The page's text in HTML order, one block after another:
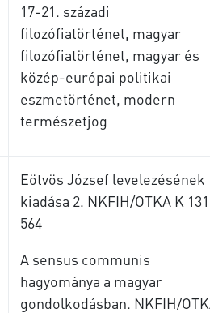
17-21. századi
filozófiatörténet, magyar
filozófiatörténet, magyar és
közép-európai politikai
eszmetörténet, modern
természetjog
Eötvös József levelezésének
kiadása 2. NKFIH/OTKA K 131
564
A sensus communis
hagyománya a magyar
gondolkodásban. NKFIH/